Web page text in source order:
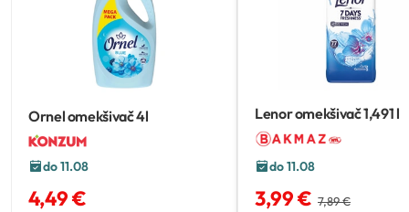
Ornel omekšivač4l
do 11.08
4,49 €
Lenor omekšivač1,491 l
do 11.08
3,99 € 7,89 €